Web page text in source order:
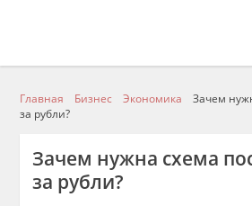
Главная Бизнес Экономика
Зачем
за рубли?
Зачем нужна схема
за рубли?